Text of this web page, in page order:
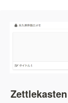
Zettlekasten